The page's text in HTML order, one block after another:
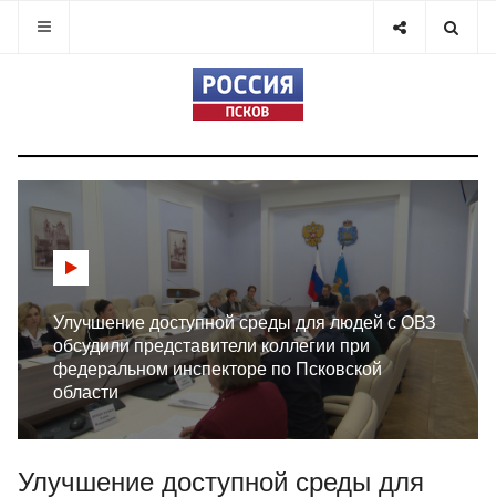
Улучшение доступной среды для людей с ОВЗ
обсудили представители коллегии при
федеральном инспекторе по Псковской
области
Улучшение доступной среды для